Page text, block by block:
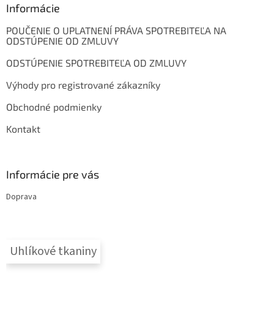
Informácie
POUČENIE O UPLATNENÍ PRÁVA SPOTREBITEĽA NA
ODSTÚPENIE OD ZMLUVY
ODSTÚPENIE SPOTREBITEĽA OD ZMLUVY
Výhody pro registrované zákazníky
Obchodné podmienky
Kontakt
Informácie pre vás
Doprava
Uhlíkové tkaniny